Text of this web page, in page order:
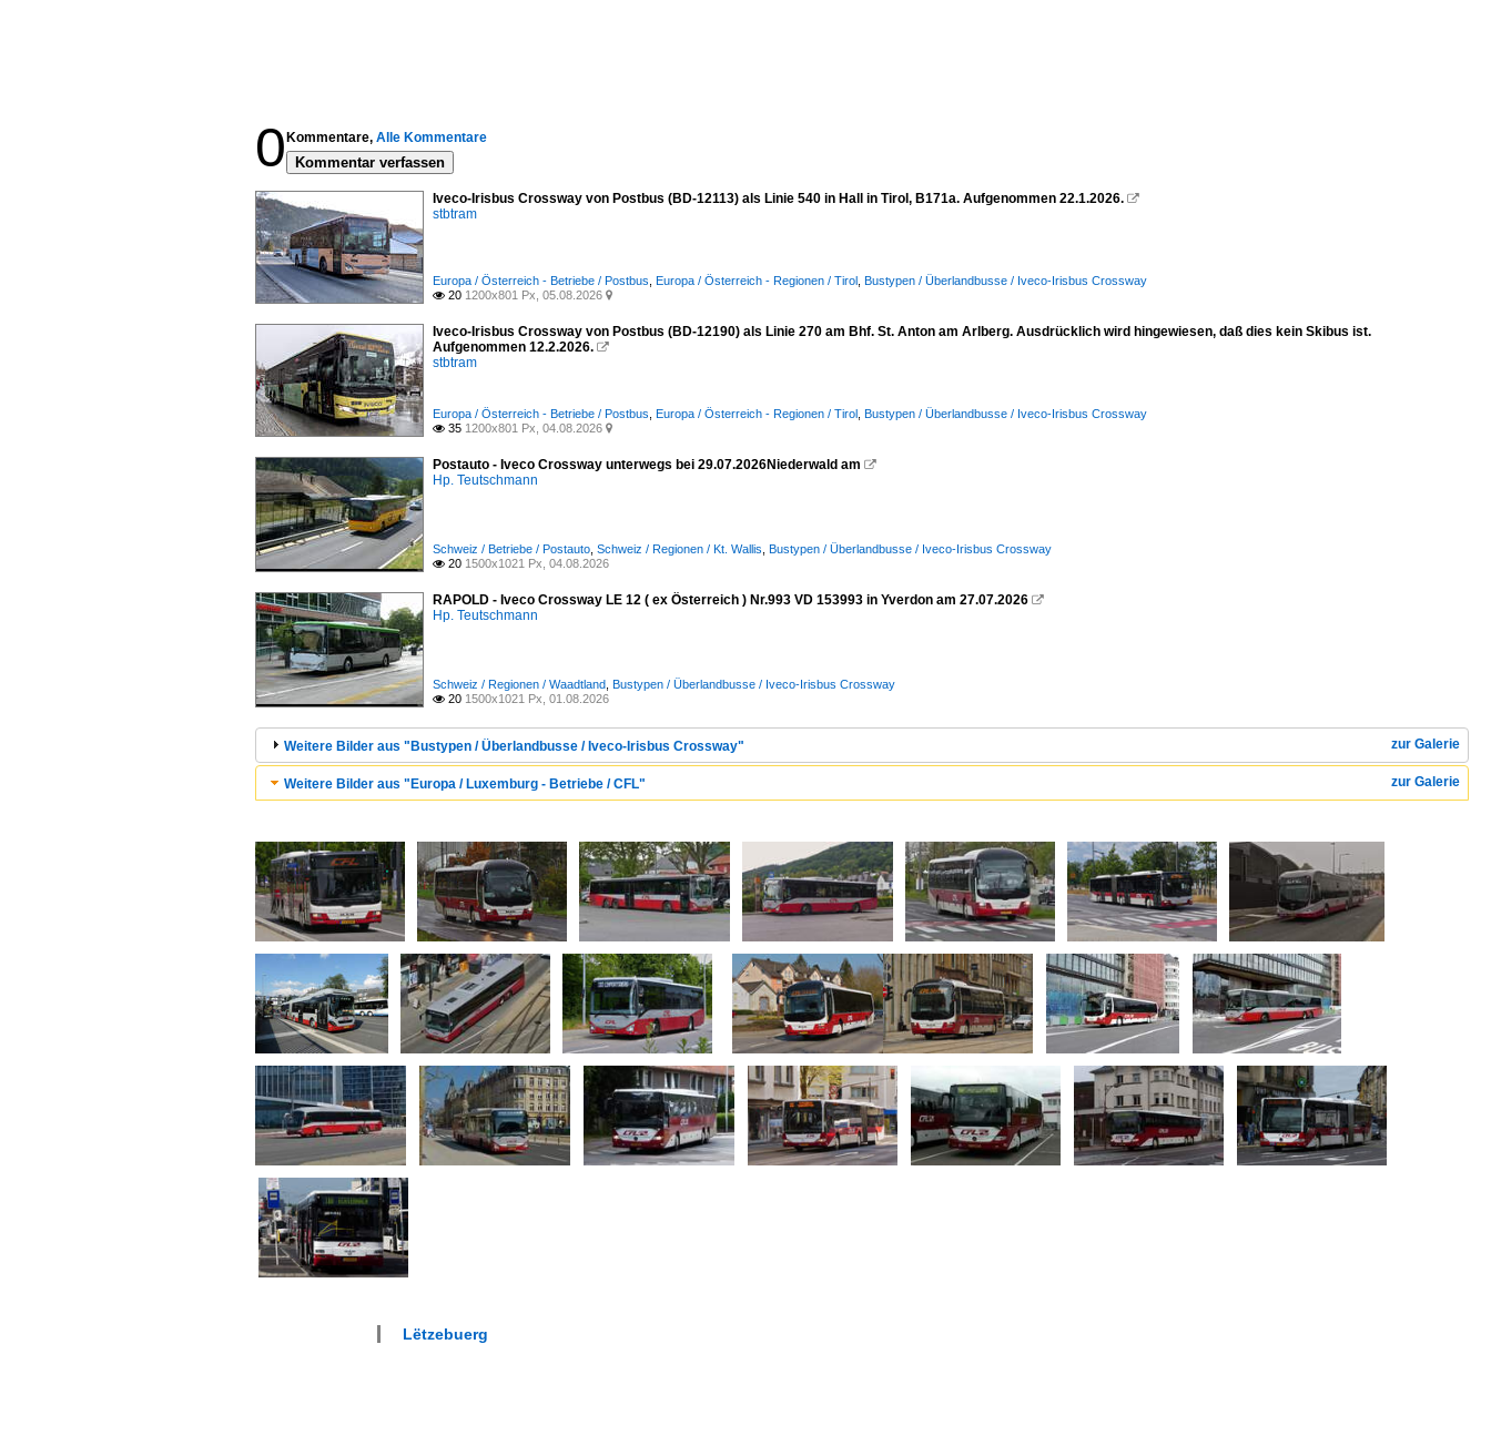
0 Kommentare, Alle Kommentare
Kommentar verfassen
Iveco-Irisbus Crossway von Postbus (BD-12113) als Linie 540 in Hall in Tirol, B171a. Aufgenommen 22.1.2026. 
stbtram
Europa / Österreich - Betriebe / Postbus Europa / Österreich - Regionen / Tirol Bustypen / Überlandbusse / Iveco-Irisbus Crossway
 20 1200x801 Px, 05.08.2026 
Iveco-Irisbus Crossway von Postbus (BD-12190) als Linie 270 am Bhf. St. Anton am Arlberg. Ausdrücklich wird hingewiesen, daß dies kein Skibus ist.
Aufgenommen 12.2.2026. 
stbtram
Europa / Österreich - Betriebe / Postbus Europa / Österreich - Regionen / Tirol Bustypen / Überlandbusse / Iveco-Irisbus Crossway
 35 1200x801 Px, 04.08.2026 
Postauto - Iveco Crossway unterwegs bei 29.07.2026Niederwald am 
Hp. Teutschmann
Schweiz / Betriebe / Postauto Schweiz / Regionen / Kt. Wallis Bustypen / Überlandbusse / Iveco-Irisbus Crossway
 20 1500x1021 Px, 04.08.2026
RAPOLD - Iveco Crossway LE 12 ( ex Österreich ) Nr.993 VD 153993 in Yverdon am 27.07.2026 
Hp. Teutschmann
Schweiz / Regionen / Waadtland Bustypen / Überlandbusse / Iveco-Irisbus Crossway
 20 1500x1021 Px, 01.08.2026
zur Galerie
Weitere Bilder aus "Bustypen / Überlandbusse / Iveco-Irisbus Crossway"
zur Galerie
Weitere Bilder aus "Europa / Luxemburg - Betriebe / CFL"
Lëtzebuerg